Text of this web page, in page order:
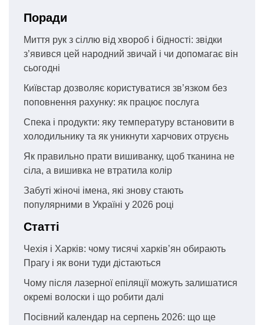
Поради
Миття рук з сіллю від хвороб і бідності: звідки
з’явився цей народний звичай і чи допомагає він
сьогодні
Київстар дозволяє користуватися зв’язком без
поповнення рахунку: як працює послуга
Спека і продукти: яку температуру встановити в
холодильнику та як уникнути харчових отруєнь
Як правильно прати вишиванку, щоб тканина не
сіла, а вишивка не втратила колір
Забуті жіночі імена, які знову стають
популярними в Україні у 2026 році
Статті
Чехія і Харків: чому тисячі харків’ян обирають
Прагу і як вони туди дістаються
Чому після лазерної епіляції можуть залишатися
окремі волоски і що робити далі
Посівний календар на серпень 2026: що ще